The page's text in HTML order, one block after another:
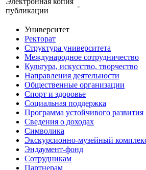
публикации
-
Университет
Ректорат
Структура университета
Международное сотрудничество
Культура, искусство, творчество
Направления деятельности
Общественные организации
Спорт и здоровье
Социальная поддержка
Программа устойчивого развития
Сведения о доходах
Символика
Экскурсионно-музейный
Эндаумент-фонд
Сотрудникам
Партнерам